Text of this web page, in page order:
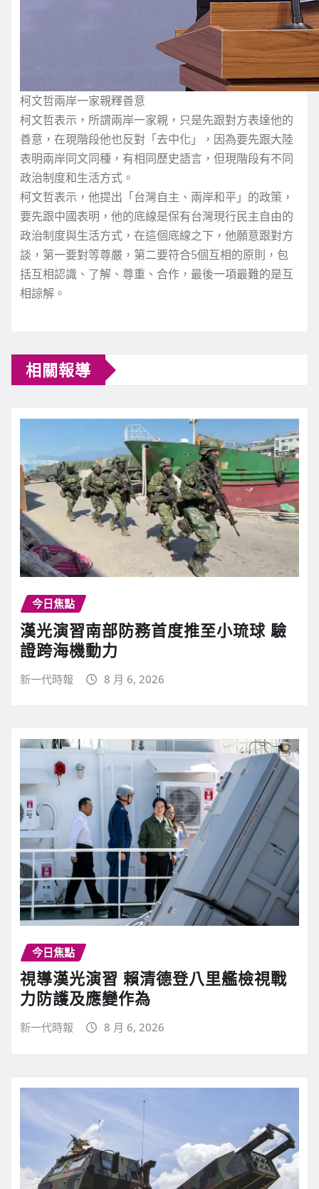
柯文哲兩岸一家親釋善意
柯文哲表示，所謂兩岸一家親，只是先跟對方表達他的
善意，在現階段他也反對「去中化」，因為要先跟大陸
表明兩岸同文同種，有相同歷史語言，但現階段有不同
政治制度和生活方式。
柯文哲表示，他提出「台灣自主、兩岸和平」的政策，
要先跟中國表明，他的底線是保有台灣現行民主自由的
政治制度與生活方式，在這個底線之下，他願意跟對方
談，第一要對等尊嚴，第二要符合5個互相的原則，包
括互相認識、了解、尊重、合作，最後一項最難的是互
相諒解。
相關報導
今日焦點
漢光演習南部防務首度推至小琉球 驗
證跨海機動力
新一代時報 8 月 6, 2026
今日焦點
視導漢光演習 賴清德登八里艦檢視戰
力防護及應變作為
新一代時報 8 月 6, 2026